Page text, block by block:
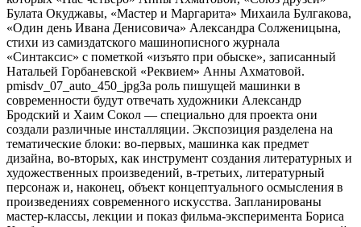
Булата Окуджавы, «Мастер и Маргарита» Михаила Булгакова,
«Один день Ивана Денисовича» Александра Солженицына,
стихи из самиздатского машинописного журнала
«Синтаксис» с пометкой «изъято при обыске», записанный
Натальей Горбаневской «Реквием» Анны Ахматовой.
pmisdv_07_auto_450_jpgЗа роль пишущей машинки в
современности будут отвечать художники Александр
Бродский и Хаим Сокол — специально для проекта они
создали различные инсталляции. Экспозиция разделена на
тематические блоки: во-первых, машинка как предмет
дизайна, во-вторых, как инструмент создания литературных и
художественных произведений, в-третьих, литературный
персонаж и, наконец, объект концептуального осмысления в
произведениях современного искусства. Запланированы
мастер-классы, лекции и показ фильма-эксперимента Бориса